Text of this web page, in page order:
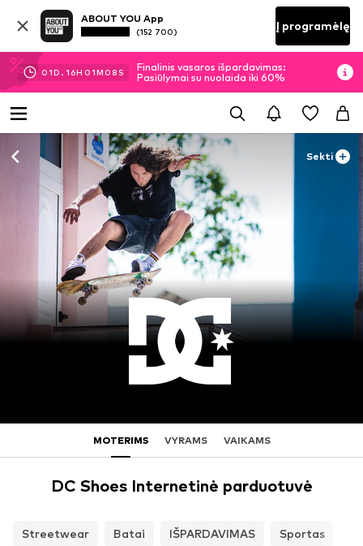
ABOUT YOU App
(152 700) Į programėlę
01D. 16H 01M 07 S
Finalinis vasaros išpardavimas:
Pasiūlymai su nuolaida iki 60%
Sekti
MOTERIMS VYRAMS VAIKAMS
DC Shoes Internetinė parduotuvė
Streetwear Batai IŠPARDAVIMAS Sportas